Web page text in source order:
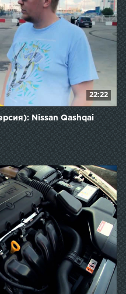
22:22
Nissan Qashqai